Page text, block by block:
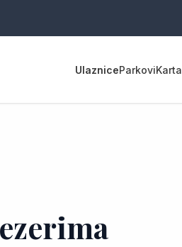
UlazniceParkoviKarta